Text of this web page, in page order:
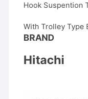
Hook Suspention
With Trolley Type
BRAND
Hitachi